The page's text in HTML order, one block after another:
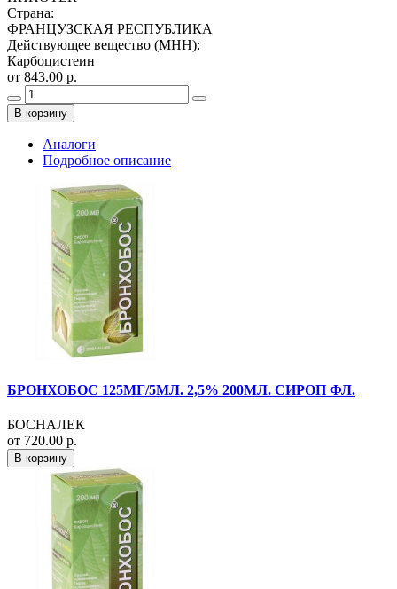
Страна:
ФРАНЦУЗСКАЯ РЕСПУБЛИКА
Действующее вещество (МНН):
Карбоцистеин
от 843.00 р.
В корзину
Аналоги
Подробное описание
БРОНХОБОС 125МГ/5МЛ. 2,5% 200МЛ. СИРОП ФЛ.
БОСНАЛЕК
от 720.00 р.
В корзину